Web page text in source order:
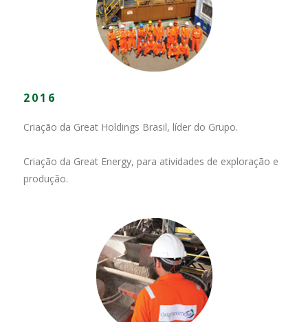
2016
Criação da Great Holdings Brasil, líder do Grupo.
Criação da Great Energy, para atividades de exploração e
produção.